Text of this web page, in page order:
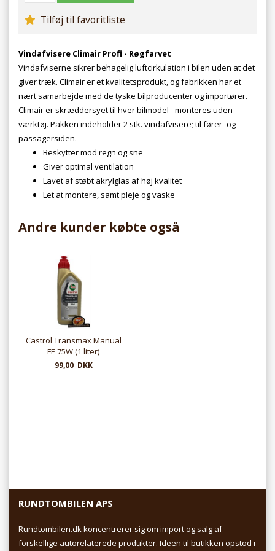
Tilføj til favoritliste
Vindafvisere Climair Profi - Røgfarvet
Vindafviserne sikrer behagelig luftcirkulation i bilen uden at det
giver træk. Climair er et kvalitetsprodukt, og fabrikken har et
nært samarbejde med de tyske bilproducenter og importører.
Climair er skræddersyet til hver bilmodel - monteres uden
værktøj. Pakken indeholder 2 stk. vindafvisere; til fører- og
passagersiden.
Beskytter mod regn og sne
Giver optimal ventilation
Lavet af støbt akrylglas af høj kvalitet
Let at montere, samt pleje og vaske
Andre kunder købte også
Castrol Transmax Manual
FE 75W (1 liter)
99,00 DKK
RUNDTOMBILEN APS
Rundtombilen.dk koncentrerer sig om import og salg af
forskellige autorelaterede produkter. Ideen til butikken opstod i